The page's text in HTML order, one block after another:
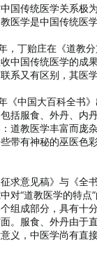
国传统医学关系极
医学是中国传统医
，丁贻庄在《道教
中国传统医学的成
系又有区别，其医
《中国大百科全书
括服食、外丹、内
道教医学丰富而庞
带有神秘的巫医色
求意见稿》与《全
对“道教医学的特
组成部分，具有十
。服食、外丹由于
义，中医学尚有直